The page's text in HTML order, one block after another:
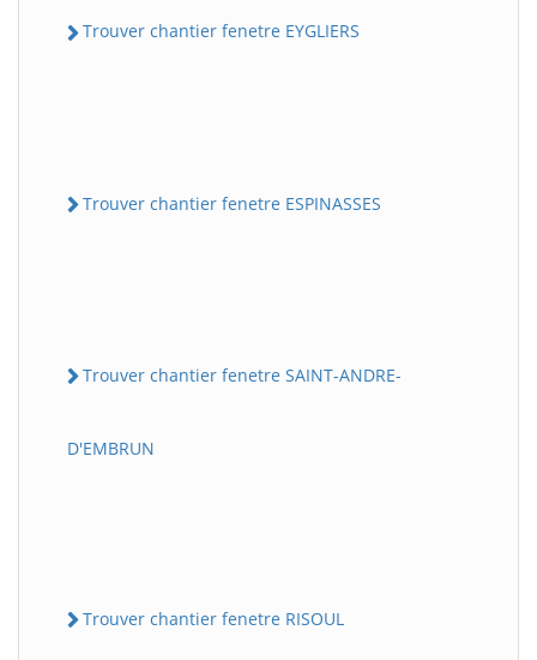
Trouver chantier fenetre EYGLIERS
Trouver chantier fenetre ESPINASSES
Trouver chantier fenetre SAINT-ANDRE-
D'EMBRUN
Trouver chantier fenetre RISOUL